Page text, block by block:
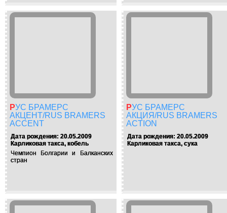
РУС БРАМЕРС
АКЦЕНТ/RUS BRAMERS
ACCENT
Дата рождения: 20.05.2009
Карликовая такса, кобель
Чемпион Болгарии и Балканских
стран
РУС БРАМЕРС
АКЦИЯ/RUS BRAMERS
ACTION
Дата рождения: 20.05.2009
Карликовая такса, сука